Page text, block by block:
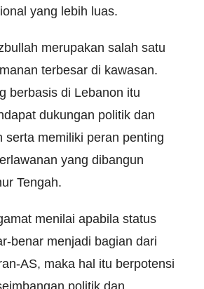
yang lebih luas.
merupakan salah satu
terbesar di kawasan.
berbasis di Lebanon itu
dukungan politik dan
serta memiliki peran penting
yang dibangun
Tengah.
menilai apabila status
benar menjadi bagian dari
AS, maka hal itu berpotensi